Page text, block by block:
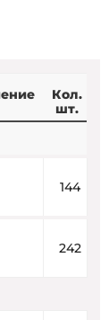
Кол.
шт.
144
242